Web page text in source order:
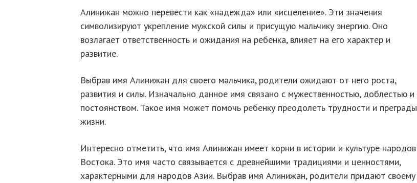
Алинижан можно перевести как «надежда» или «исцеление». Эти значения
символизируют укрепление мужской силы и присущую мальчику энергию. Оно
возлагает ответственность и ожидания на ребенка, влияет на его характер и
развитие.
Выбрав имя Алинижан для своего мальчика, родители ожидают от него роста,
развития и силы. Изначально данное имя связано с мужественностью, доблестью и
постоянством. Такое имя может помочь ребенку преодолеть трудности и преграды
жизни.
Интересно отметить, что имя Алинижан имеет корни в истории и культуре народов
Востока. Это имя часто связывается с древнейшими традициями и ценностями,
характерными для народов Азии. Выбрав имя Алинижан, родители придают своему